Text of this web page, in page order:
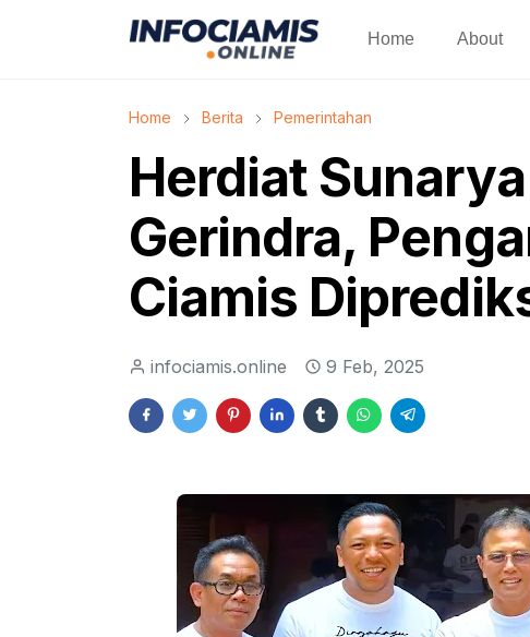
Home About
Home Berita Pemerintahan
Herdiat
Gerindra,
Ciamis
infociamis.online 9 Feb, 2025